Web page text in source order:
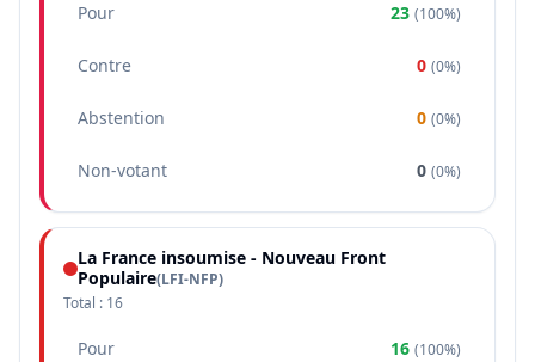
Pour 23 (100%)
Contre 0 (0%)
Abstention 0 (0%)
Non-votant 0 (0%)
La France insoumise - Nouveau Front
Populaire(LFI-NFP)
Total : 16
Pour 16 (100%)